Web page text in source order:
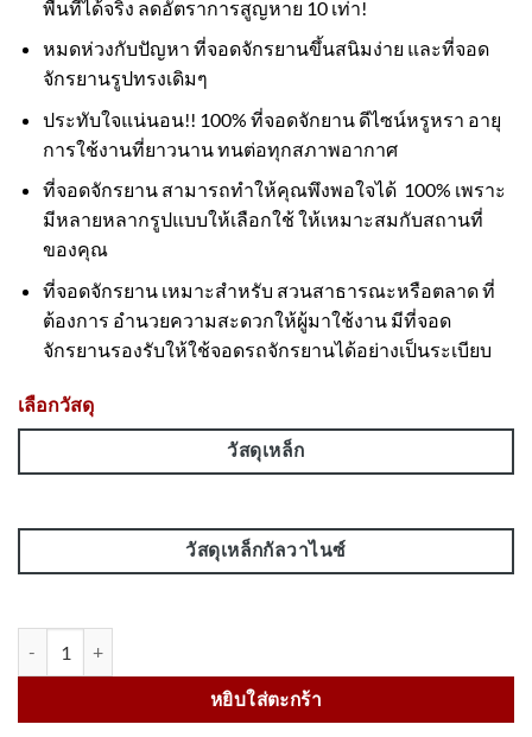
พื้นที่ได้จริง ลดอัตราการสูญหาย 10 เท่า!
หมดห่วงกับปัญหา ที่จอดจักรยานขึ้นสนิมง่าย และที่จอด
จักรยานรูปทรงเดิมๆ
ประทับใจแน่นอน!! 100% ที่จอดจักยาน ดีไซน์หรูหรา อายุ
การใช้งานที่ยาวนาน ทนต่อทุกสภาพอากาศ
ที่จอดจักรยาน สามารถทำให้คุณพึงพอใจได้ 100% เพราะ
มีหลายหลากรูปแบบให้เลือกใช้ ให้เหมาะสมกับสถานที่
ของคุณ
ที่จอดจักรยาน เหมาะสำหรับ สวนสาธารณะหรือตลาด ที่
ต้องการ อำนวยความสะดวกให้ผู้มาใช้งาน มีที่จอด
จักรยานรองรับให้ใช้จอดรถจักรยานได้อย่างเป็นระเบียบ
เลือกวัสดุ
วัสดุเหล็ก
วัสดุเหล็กกัลวาไนซ์
หยิบใส่ตะกร้า